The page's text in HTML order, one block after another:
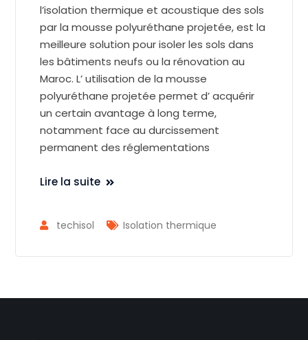
l’isolation thermique et acoustique des sols
par la mousse polyuréthane projetée, est la
meilleure solution pour isoler les sols dans
les bâtiments neufs ou la rénovation au
Maroc. L’ utilisation de la mousse
polyuréthane projetée permet d’ acquérir
un certain avantage à long terme,
notamment face au durcissement
permanent des réglementations
Lire la suite
techisol Isolation thermique